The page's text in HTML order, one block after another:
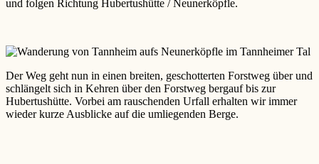
und folgen Richtung Hubertushütte / Neunerköpfle.
Der Weg geht nun in einen breiten, geschotterten Forstweg über und
schlängelt sich in Kehren über den Forstweg bergauf bis zur
Hubertushütte. Vorbei am rauschenden Urfall erhalten wir immer
wieder kurze Ausblicke auf die umliegenden Berge.